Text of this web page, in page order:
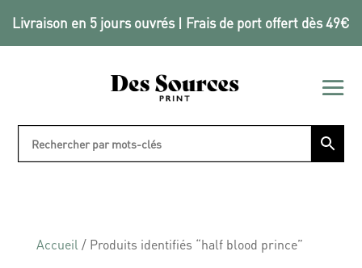
Livraison en 5 jours ouvrés | Frais de port offert dès 49€
Accueil / Produits identifiés “half blood prince”